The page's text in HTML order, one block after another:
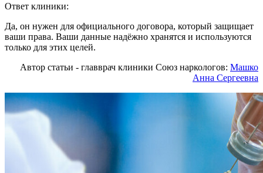
Ответ клиники:
Да, он нужен для официального договора, который защищает
ваши права. Ваши данные надёжно хранятся и используются
только для этих целей.
Автор статьи - главврач клиники Союз наркологов: Машко
Анна Сергеевна